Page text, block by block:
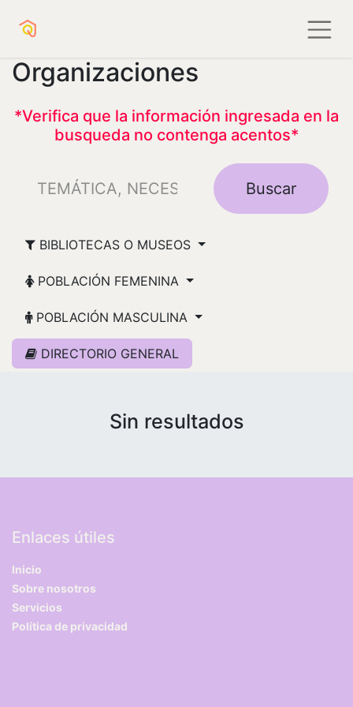
Organizaciones
*Verifica que la información ingresada en la
busqueda no contenga acentos*
Buscar
BIBLIOTECAS O MUSEOS
POBLACIÓN FEMENINA
POBLACIÓN MASCULINA
DIRECTORIO GENERAL
Sin resultados
Enlaces útiles
Inicio
Sobre nosotros
Servicios
Política de privacidad